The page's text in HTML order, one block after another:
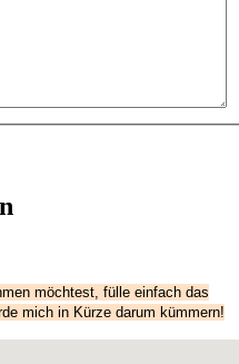
möchtest, fülle einfach das
mich in Kürze darum kümmern!